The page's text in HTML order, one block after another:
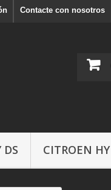
Contacte con nosotros
DS CITROEN HY